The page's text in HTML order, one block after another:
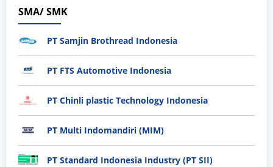
SMA/ SMK
PT Samjin Brothread Indonesia
PT FTS Automotive Indonesia
PT Chinli plastic Technology Indonesia
PT Multi Indomandiri (MIM)
PT Standard Indonesia Industry (PT SII)